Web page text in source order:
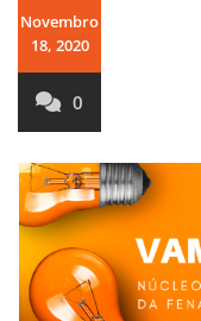
Novembro
18, 2020
0